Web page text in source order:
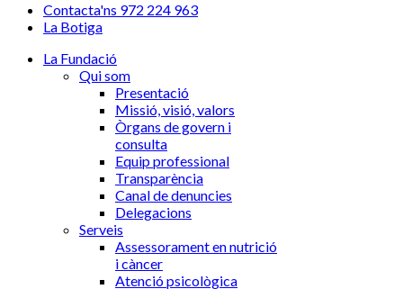
Contacta'ns 972 224 963
La Botiga
La Fundació
Qui som
Presentació
Missió, visió, valors
Òrgans de govern i
consulta
Equip professional
Transparència
Canal de denuncies
Delegacions
Serveis
Assessorament en nutrició
i càncer
Atenció psicològica